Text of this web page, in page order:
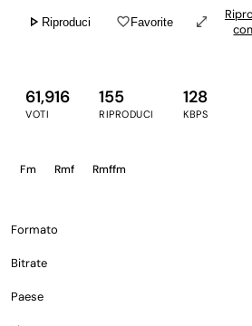
play_arrow Riproduci favorite_borderFavorite open_in_full
61,916
VOTI
155
RIPRODUCI
128
KBPS
Fm Rmf Rmffm
Formato
Bitrate
Paese